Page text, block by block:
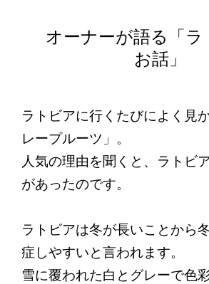
オーナーが語る
「
お話」
ラトビアに行くたびによく見
レープルーツ」。
人気の理由を聞くと、ラトビ
があったのです。
ラトビアは冬が長いことから
症しやすいと言われます。
雪に覆われた白とグレーで色